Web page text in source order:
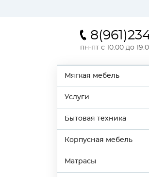
пн-пт с 10.00 до
Мягкая мебель
Услуги
Бытовая техника
Корпусная мебель
Матрасы